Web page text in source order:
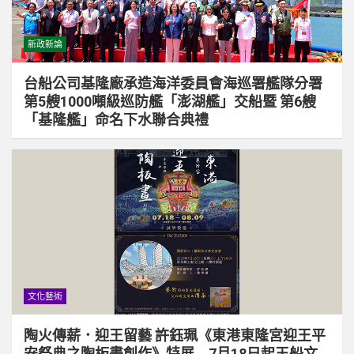
新政新論
台船公司基隆廠承造海洋委員會海巡署艦隊分署
第5艘1000噸級巡防艦「澎湖艦」交船暨 第6艘
「基隆艦」命名下水聯合典禮
文化藝術
陶火傳薪．迎王留藝 許鈺珮《東港東隆宮迎王平